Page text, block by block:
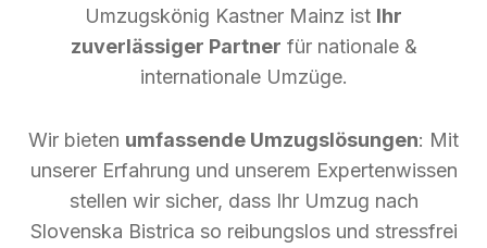
Umzugskönig Kastner Mainz ist Ihr
zuverlässiger Partner für nationale &
internationale Umzüge.
Wir bieten umfassende Umzugslösungen: Mit
unserer Erfahrung und unserem Expertenwissen
stellen wir sicher, dass Ihr Umzug nach
Slovenska Bistrica so reibungslos und stressfrei